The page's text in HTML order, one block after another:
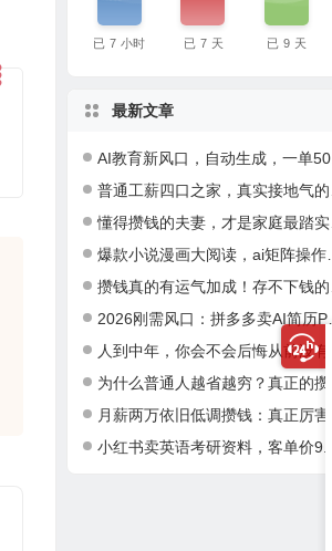
已 7 小时 已 7 天 已 9 天
最新文章
AI教育新风口，自动生成，一单500+，月入2W+!
普通工薪四口之家，真实接地气的攒钱日常
懂得攒钱的夫妻，才是家庭最踏实的底气
爆款小说漫画大阅读，ai矩阵操作，当天可见收益，号称日入400+
攒钱真的有运气加成！存不下钱的人，大多栽在这一点
2026刚需风口：拼多多卖AI简历PPT，可矩阵放大，小白也能干，日入700+！
人到中年，你会不会后悔从前没有好好攒钱？
为什么普通人越省越穷？真正的攒钱逻辑很多人都搞错了
月薪两万依旧低调攒钱：真正厉害的成年人，从不乱消费
小红书卖英语考研资料，客单价9.9，250天卖了16w!